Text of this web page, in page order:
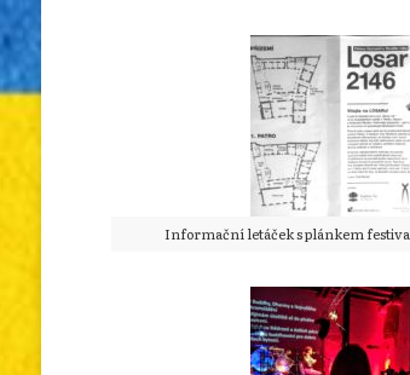
Informační letáček s plánkem